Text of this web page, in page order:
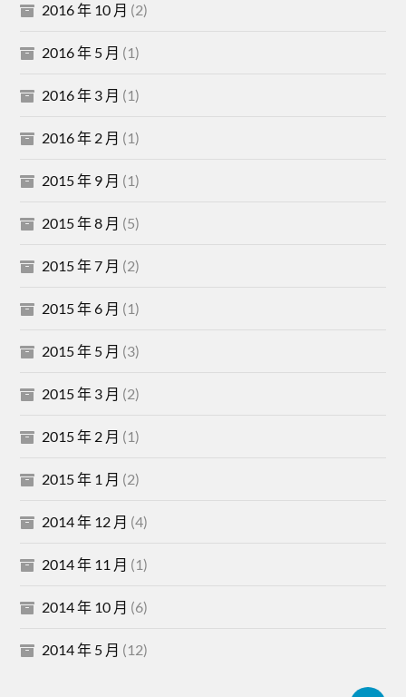
2016 年 10 月 (2)
2016 年 5 月 (1)
2016 年 3 月 (1)
2016 年 2 月 (1)
2015 年 9 月 (1)
2015 年 8 月 (5)
2015 年 7 月 (2)
2015 年 6 月 (1)
2015 年 5 月 (3)
2015 年 3 月 (2)
2015 年 2 月 (1)
2015 年 1 月 (2)
2014 年 12 月 (4)
2014 年 11 月 (1)
2014 年 10 月 (6)
2014 年 5 月 (12)